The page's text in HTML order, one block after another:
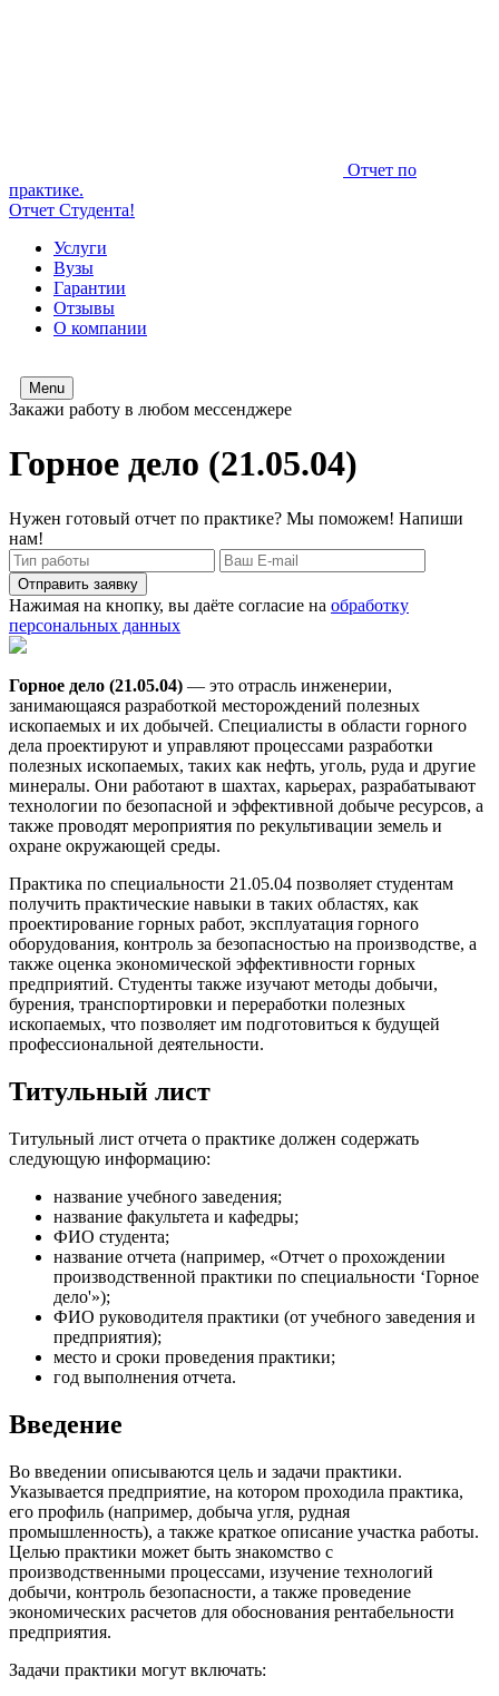
Отчет по
практике.
Отчет Студента!
Услуги
Вузы
Гарантии
Отзывы
О компании
Menu
Закажи работу в любом мессенджере
Горное дело (21.05.04)
Нужен готовый отчет по практике? Мы поможем! Напиши
нам!
Отправить заявку
Нажимая на кнопку, вы даёте согласие на обработку
персональных данных
Горное дело (21.05.04) — это отрасль инженерии,
занимающаяся разработкой месторождений полезных
ископаемых и их добычей. Специалисты в области горного
дела проектируют и управляют процессами разработки
полезных ископаемых, таких как нефть, уголь, руда и другие
минералы. Они работают в шахтах, карьерах, разрабатывают
технологии по безопасной и эффективной добыче ресурсов, а
также проводят мероприятия по рекультивации земель и
охране окружающей среды.
Практика по специальности 21.05.04 позволяет студентам
получить практические навыки в таких областях, как
проектирование горных работ, эксплуатация горного
оборудования, контроль за безопасностью на производстве, а
также оценка экономической эффективности горных
предприятий. Студенты также изучают методы добычи,
бурения, транспортировки и переработки полезных
ископаемых, что позволяет им подготовиться к будущей
профессиональной деятельности.
Титульный лист
Титульный лист отчета о практике должен содержать
следующую информацию:
название учебного заведения;
название факультета и кафедры;
ФИО студента;
название отчета (например, «Отчет о прохождении
производственной практики по специальности ‘Горное
дело'»);
ФИО руководителя практики (от учебного заведения и
предприятия);
место и сроки проведения практики;
год выполнения отчета.
Введение
Во введении описываются цель и задачи практики.
Указывается предприятие, на котором проходила практика,
его профиль (например, добыча угля, рудная
промышленность), а также краткое описание участка работы.
Целью практики может быть знакомство с
производственными процессами, изучение технологий
добычи, контроль безопасности, а также проведение
экономических расчетов для обоснования рентабельности
предприятия.
Задачи практики могут включать: